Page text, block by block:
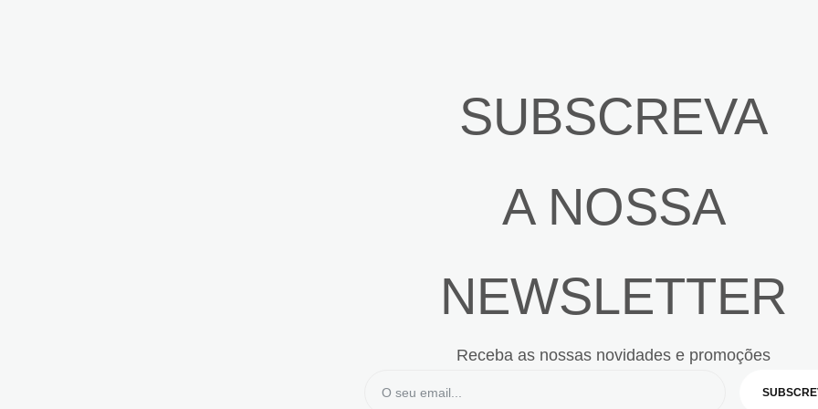
SUBSCREVA
A NOSSA
NEWSLETTER
Receba as nossas novidades e promoções